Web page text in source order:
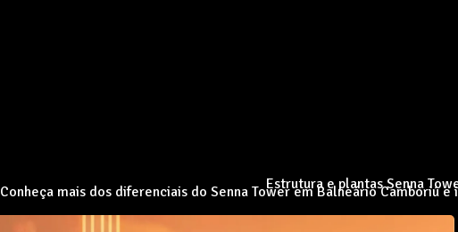
Estrutura e plantas Senna
Conheça mais dos diferenciais do Senna Tower em Balneário Camboriú